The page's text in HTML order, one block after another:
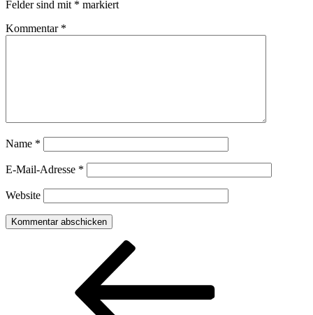
Felder sind mit * markiert
Kommentar *
Name *
E-Mail-Adresse *
Website
Beitragsnavigation